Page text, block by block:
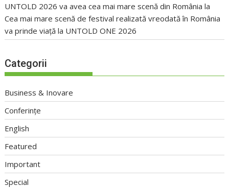
UNTOLD 2026 va avea cea mai mare scenă din România la
Cea mai mare scenă de festival realizată vreodată în România
va prinde viață la UNTOLD ONE 2026
Categorii
Business & Inovare
Conferințe
English
Featured
Important
Special